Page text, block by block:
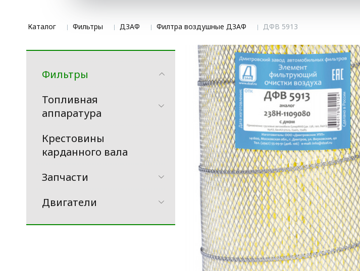
Каталог Фильтры ДЗАФ Филтра воздушные ДЗАФ ДФВ 5913
Фильтры
Топливная
аппаратура
Крестовины
карданного вала
Запчасти
Двигатели